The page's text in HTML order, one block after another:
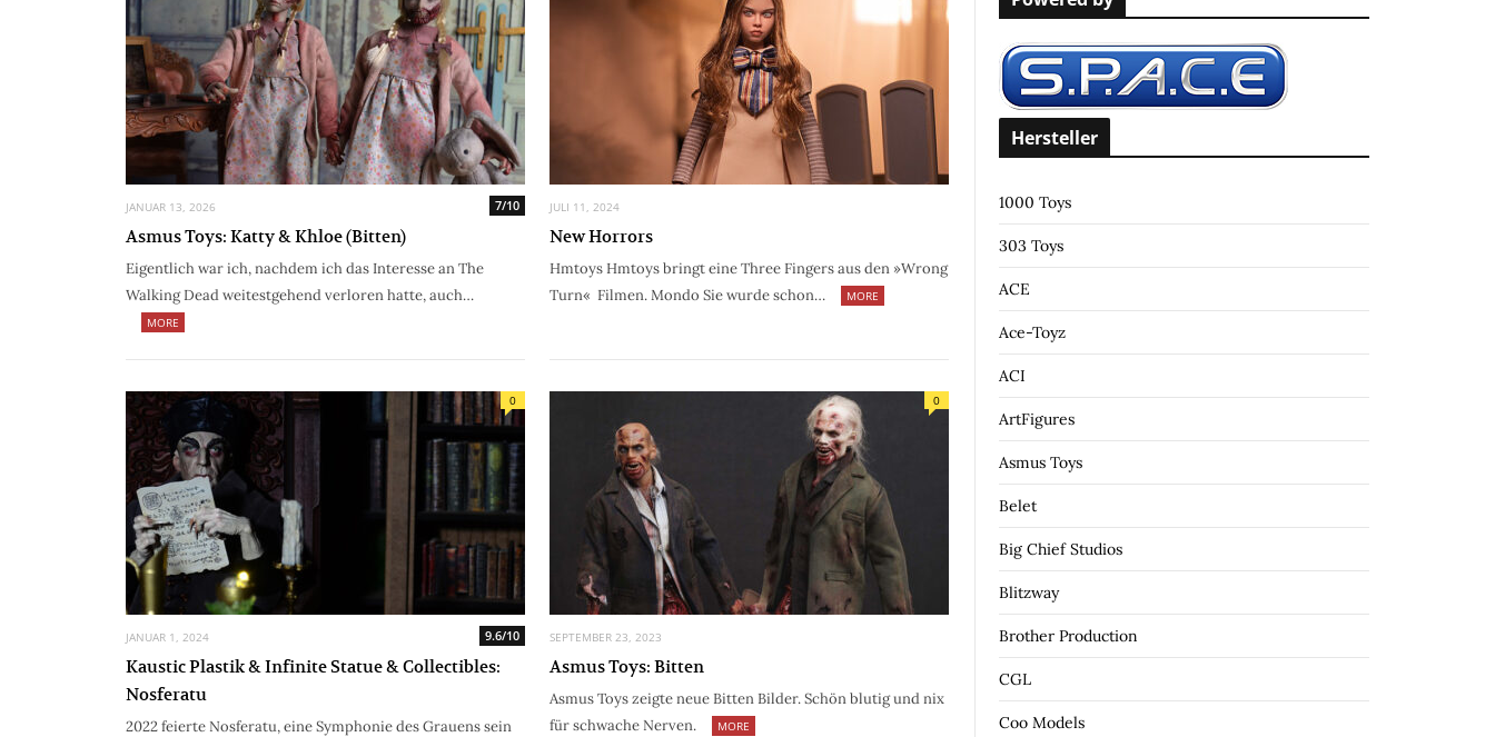
JANUAR 13, 2026 7/10
Asmus Toys: Katty & Khloe (Bitten)
Eigentlich war ich, nachdem ich das Interesse an The
Walking Dead weitestgehend verloren hatte, auch…
MORE
JULI 11, 2024
New Horrors
Hmtoys Hmtoys bringt eine Three Fingers aus den »Wrong
Turn« Filmen. Mondo Sie wurde schon…
MORE
JANUAR 1, 2024 9.6/10
0
Kaustic Plastik & Infinite Statue & Collectibles:
Nosferatu
2022 feierte Nosferatu, eine Symphonie des Grauens sein
SEPTEMBER 23, 2023
0
Asmus Toys: Bitten
Asmus Toys zeigte neue Bitten Bilder. Schön blutig und nix
für schwache Nerven.
MORE
f
o
r
Hersteller
1000 Toys
303 Toys
ACE
Ace-Toyz
ACI
ArtFigures
Asmus Toys
Belet
Big Chief Studios
Blitzway
Brother Production
CGL
Coo Models